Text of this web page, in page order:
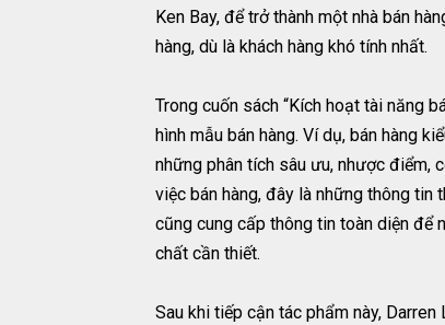
Ken Bay, để trở thành một nhà bán
hàng, dù là khách hàng khó tính nhất.
Trong cuốn sách “Kích hoạt tài năng
hình mẫu bán hàng. Ví dụ, bán hàng
những phân tích sâu ưu, nhược điểm,
việc bán hàng, đây là những thông
cũng cung cấp thông tin toàn diện để
chất cần thiết.
Sau khi tiếp cận tác phẩm này,